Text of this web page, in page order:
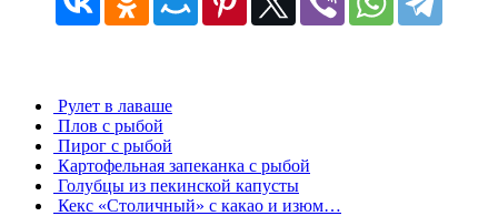
Рулет в лаваше
Плов с рыбой
Пирог с рыбой
Картофельная запеканка с рыбой
Голубцы из пекинской капусты
Кекс «Столичный» с какао и изюм…